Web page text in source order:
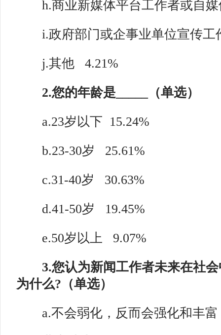
h.商业新媒体平台工作者或自媒
i.政府部门或企事业单位宣传工
j.其他 4.21%
2.您的年龄是_____（单选）
a.23岁以下 15.24%
b.23-30岁 25.61%
c.31-40岁 30.63%
d.41-50岁 19.45%
e.50岁以上 9.07%
3.您认为新闻工作者未来在社会
为什么?（单选）
a.不会弱化，反而会强化和丰富